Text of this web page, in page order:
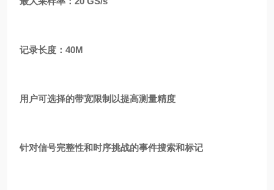
记录长度：40M
用户可选择的带宽限制以提高测量精度
针对信号完整性和时序挑战的事件搜索和标记